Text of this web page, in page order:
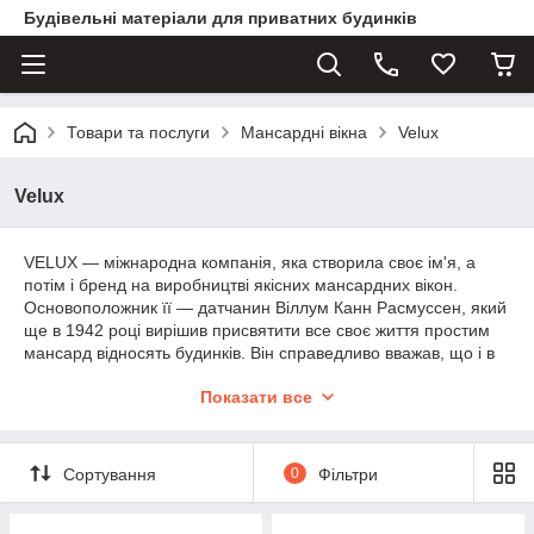
Будівельні матеріали для приватних будинків
Товари та послуги Мансардні вікна Velux
Velux
VELUX — міжнародна компанія, яка створила своє ім'я, а
потім і бренд на виробництві якісних мансардних вікон.
Основоположник її — датчанин Віллум Канн Расмуссен, який
ще в 1942 році вирішив присвятити все своє життя простим
мансард відносять будинків. Він справедливо вважав, що і в
вражаючий інтер'єр і зробити її зручною для життя. Так і
комфорт», якою виробник мансардних вікон свято
дотримується до цих пір. Власне, і сама назва торгової марки
VELUX складається з двох частин: VE — від Ventilation
Показати все
Сортування 0 Фільтри